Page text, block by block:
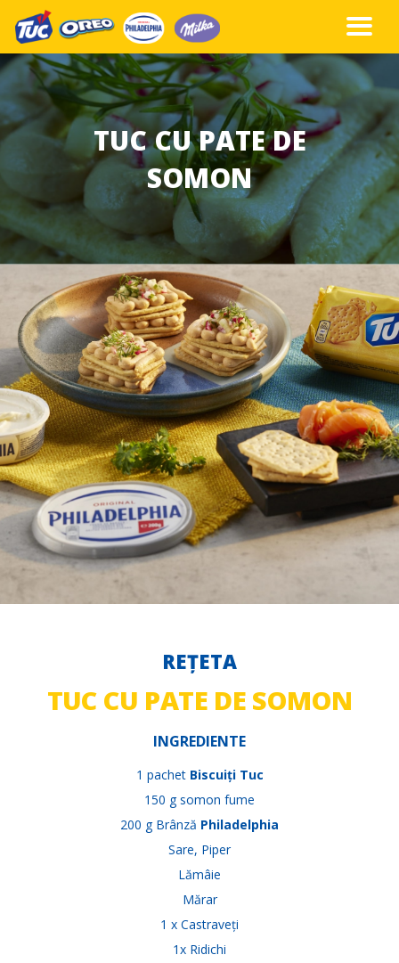
TUC CU PATE DE
SOMON
REȚETA
TUC CU PATE DE SOMON
INGREDIENTE
1 pachet Biscuiți Tuc
150 g somon fume
200 g Brânză Philadelphia
Sare, Piper
Lămâie
Mărar
1 x Castraveți
1x Ridichi